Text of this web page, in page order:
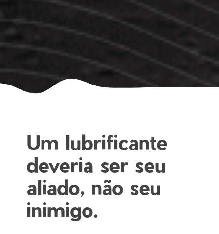
Um lubrificante
deveria ser seu
aliado, não seu
inimigo.